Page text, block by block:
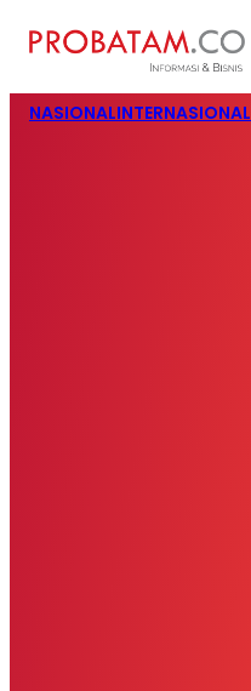
NASIONALINTERNASIONAL